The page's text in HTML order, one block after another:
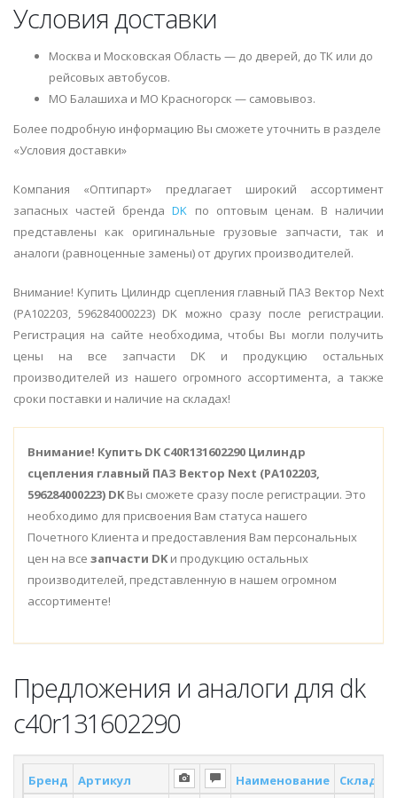
Условия доставки
Москва и Московская Область — до дверей, до ТК или до
рейсовых автобусов.
МО Балашиха и МО Красногорск — самовывоз.
Более подробную информацию Вы сможете уточнить в разделе
«Условия доставки»
Компания «Оптипарт» предлагает широкий ассортимент
запасных частей брендаDK по оптовым ценам. В наличии
представлены как оригинальные грузовые запчасти, так и
аналоги (равноценные замены) от других производителей.
Внимание! Купить Цилиндр сцепления главный ПАЗ Вектор Next
(PA102203, 596284000223) DK можно сразу после регистрации.
Регистрация на сайте необходима, чтобы Вы могли получить
цены на все запчасти DK и продукцию остальных
производителей из нашего огромного ассортимента, а также
сроки поставки и наличие на складах!
Внимание! Купить DK C40R131602290 Цилиндр
сцепления главный ПАЗ Вектор Next (PA102203,
596284000223) DK Вы сможете сразу после регистрации. Это
необходимо для присвоения Вам статуса нашего
Почетного Клиента и предоставления Вам персональных
цен на все запчасти DK и продукцию остальных
производителей, представленную в нашем огромном
ассортименте!
Предложения и аналоги для dk
c40r131602290
Бренд Артикул Наименование Склад *